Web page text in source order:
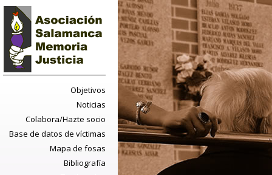
Objetivos
Noticias
Colabora/Hazte socio
Base de datos de víctimas
Mapa de fosas
Bibliografía